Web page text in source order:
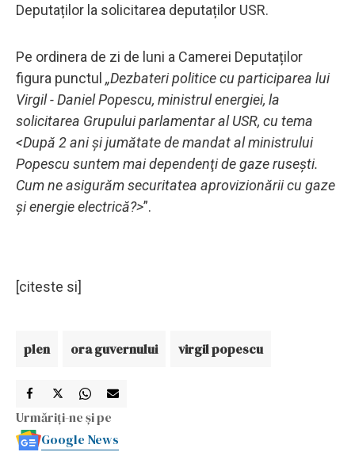
Deputaților la solicitarea deputaților USR.
Pe ordinera de zi de luni a Camerei Deputaților
figura punctul „Dezbateri politice cu participarea lui
Virgil - Daniel Popescu, ministrul energiei, la
solicitarea Grupului parlamentar al USR, cu tema
<După 2 ani şi jumătate de mandat al ministrului
Popescu suntem mai dependenţi de gaze ruseşti.
Cum ne asigurăm securitatea aprovizionării cu gaze
şi energie electrică?>”.
[citeste si]
plen ora guvernului virgil popescu
Urmăriți-ne și pe
Google News